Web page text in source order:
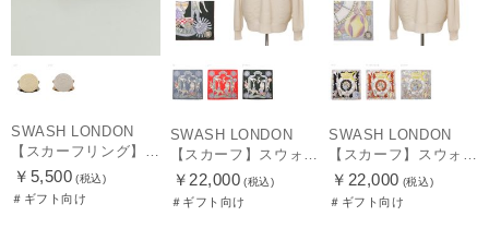
SWASH LONDON
￥5,500 (税込)
＃ギフト向け
SWASH LONDON
￥22,000 (税込)
＃ギフト向け
SWASH LONDON
￥22,000 (税込)
＃ギフト向け